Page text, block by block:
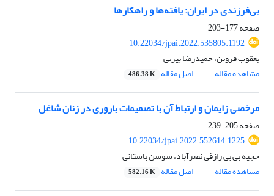
بی‌فرزندی در ایران: یافته‌ها و راهکارها
صفحه177-203
10.22034/jpai.2022.535805.1192
یعقوب فروتن، حمیدرضا بیژنی
مشاهده مقاله
اصل مقاله 486.38 K
مرخصی زایمان و ارتباط آن با تصمیمات باروری در زنان شاغل
صفحه205-239
10.22034/jpai.2022.552614.1225
حجیه بی بی رازقی نصرآباد، سوسن باستانی
مشاهده مقاله
اصل مقاله 582.16 K